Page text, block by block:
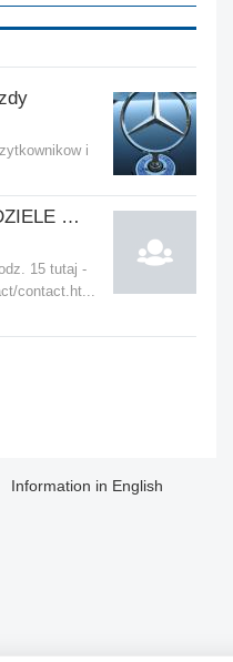
i
PILKA NOZNA W NIEDZIELE - GLASGOW
15 tutaj -
contact.ht...
Information in English